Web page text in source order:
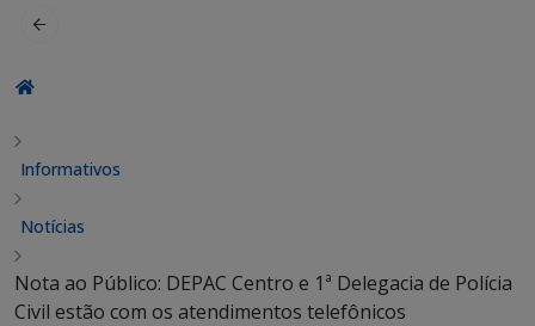
Informativos
Notícias
Nota ao Público: DEPAC Centro e 1ª Delegacia de Polícia
Civil estão com os atendimentos telefônicos